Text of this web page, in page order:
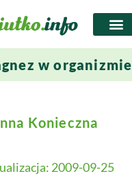
w organizmie
Konieczna
2009-09-25